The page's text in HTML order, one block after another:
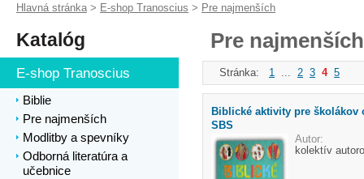
Pre najmenších
Stránka: 1 2 3 4 5
Biblické aktivity pre školákov
SBS
Autor:
kolektív
Katalóg
E-shop Tranoscius
Biblie
Pre najmenších
Modlitby a spevníky
Odborná literatúra a
učebnice
Hlavná stránka> E-shop Tranoscius > Pre najmenších